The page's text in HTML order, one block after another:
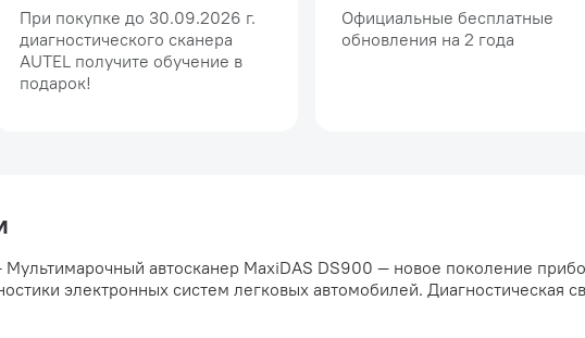
При покупке до 30.09.2026 г.
диагностического сканера
AUTEL получите обучение в
подарок!
Официальные бесплатные
обновления на 2 года
Мультимарочный автосканер MaxiDAS DS900 — новое поколение
электронных систем легковых автомобилей. Диагностическая